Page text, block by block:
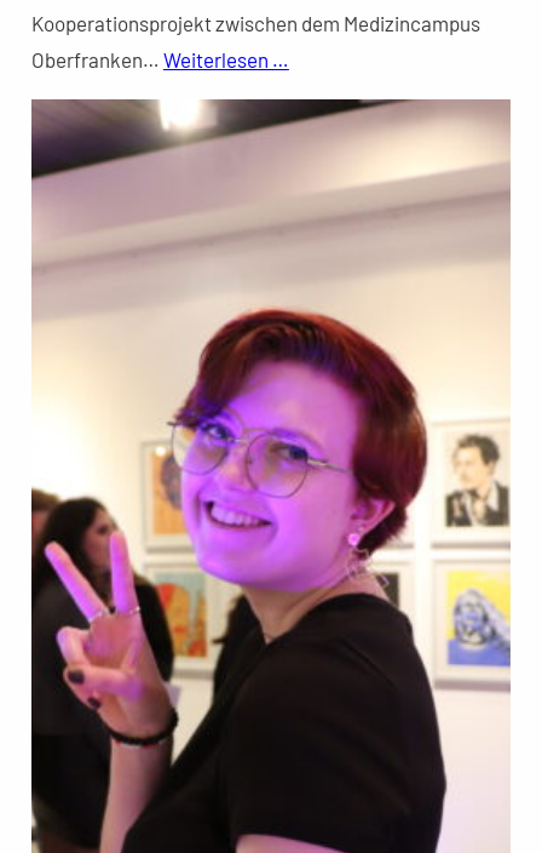
Kooperationsprojekt zwischen dem Medizincampus
Oberfranken… Weiterlesen …